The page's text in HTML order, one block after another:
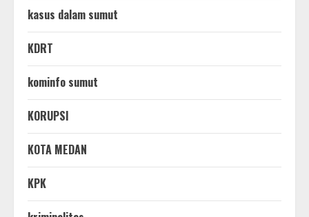
kasus dalam sumut
KDRT
kominfo sumut
KORUPSI
KOTA MEDAN
KPK